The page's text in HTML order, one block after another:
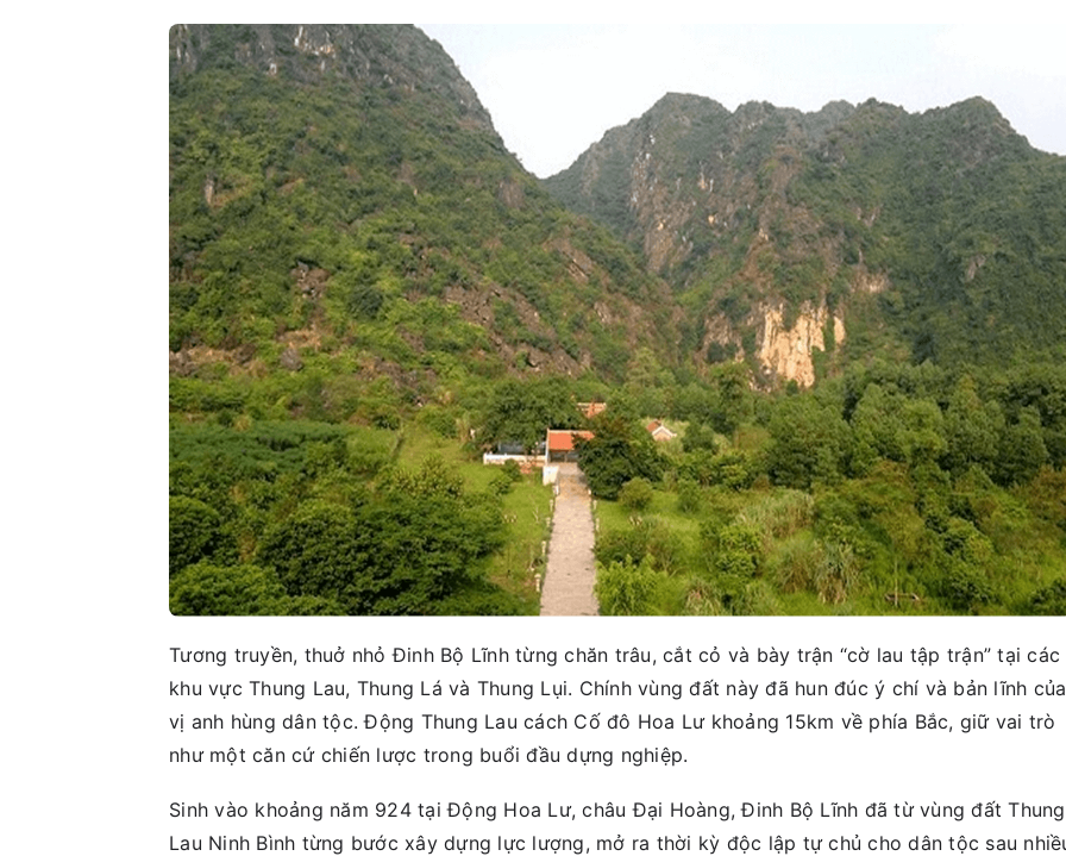
Tương truyền, thuở nhỏ Đinh Bộ Lĩnh từng chăn trâu, cắt cỏ và bày trận “cờ lau tập trận” tại các
khu vực Thung Lau, Thung Lá và Thung Lụi. Chính vùng đất này đã hun đúc ý chí và bản lĩnh của
vị anh hùng dân tộc. Động Thung Lau cách Cố đô Hoa Lư khoảng 15km về phía Bắc, giữ vai trò
như một căn cứ chiến lược trong buổi đầu dựng nghiệp.
Sinh vào khoảng năm 924 tại Động Hoa Lư, châu Đại Hoàng, Đinh Bộ Lĩnh đã từ vùng đất Thung
Lau Ninh Bình từng bước xây dựng lực lượng, mở ra thời kỳ độc lập tự chủ cho dân tộc sau